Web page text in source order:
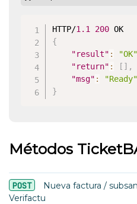
HTTP/1.1 200
{
"result" : "OK"
"return" : [ ] ,
"msg" :
"Ready"
}
Métodos
POST
Nueva factura /
Verifactu